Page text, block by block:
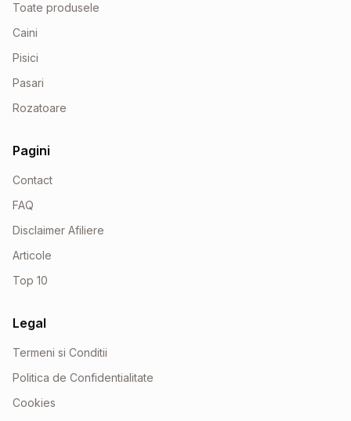
Toate produsele
Caini
Pisici
Pasari
Rozatoare
Pagini
Contact
FAQ
Disclaimer Afiliere
Articole
Top 10
Legal
Termeni si Conditii
Politica de Confidentialitate
Cookies